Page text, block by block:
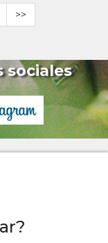
>>
sociales